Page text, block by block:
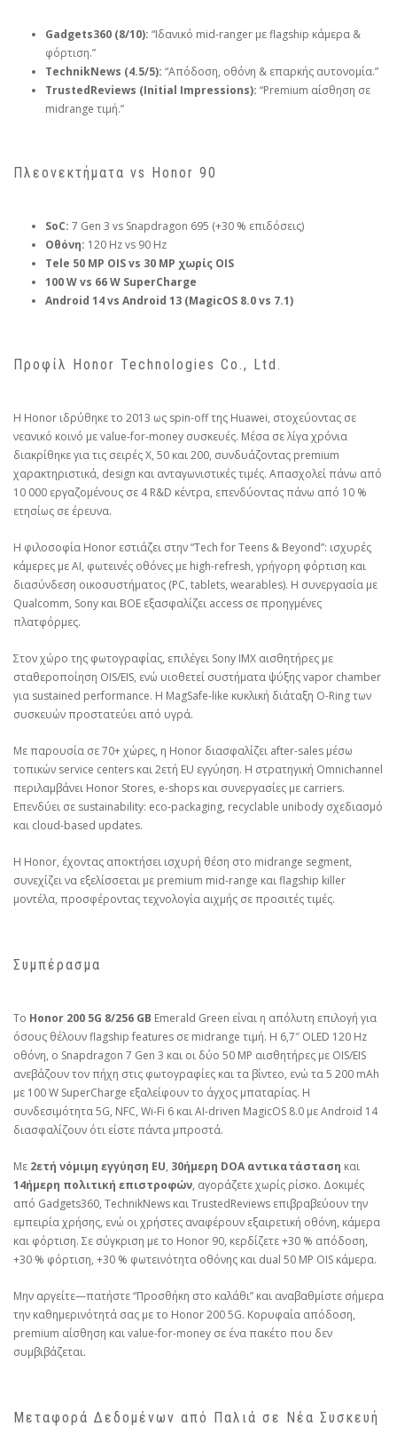
Gadgets360 (8/10): “Ιδανικό mid-ranger με flagship κάμερα &
φόρτιση.”
TechnikNews (4.5/5): “Απόδοση, οθόνη & επαρκής αυτονομία.”
TrustedReviews (Initial Impressions): “Premium αίσθηση σε
midrange τιμή.”
Πλεονεκτήματα vs Honor 90
SoC: 7 Gen 3 vs Snapdragon 695 (+30 % επιδόσεις)
Οθόνη: 120 Hz vs 90 Hz
Tele 50 MP OIS vs 30 MP χωρίς OIS
100 W vs 66 W SuperCharge
Android 14 vs Android 13 (MagicOS 8.0 vs 7.1)
Προφίλ Honor Technologies Co., Ltd.
H Honor ιδρύθηκε το 2013 ως spin-off της Huawei, στοχεύοντας σε
νεανικό κοινό με value-for-money συσκευές. Μέσα σε λίγα χρόνια
διακρίθηκε για τις σειρές X, 50 και 200, συνδυάζοντας premium
χαρακτηριστικά, design και ανταγωνιστικές τιμές. Απασχολεί πάνω από
10 000 εργαζομένους σε 4 R&D κέντρα, επενδύοντας πάνω από 10 %
ετησίως σε έρευνα.
Η φιλοσοφία Honor εστιάζει στην “Tech for Teens & Beyond”: ισχυρές
κάμερες με AI, φωτεινές οθόνες με high-refresh, γρήγορη φόρτιση και
διασύνδεση οικοσυστήματος (PC, tablets, wearables). Η συνεργασία με
Qualcomm, Sony και BOE εξασφαλίζει access σε προηγμένες
πλατφόρμες.
Στον χώρο της φωτογραφίας, επιλέγει Sony IMX αισθητήρες με
σταθεροποίηση OIS/EIS, ενώ υιοθετεί συστήματα ψύξης vapor chamber
για sustained performance. Η MagSafe-like κυκλική διάταξη O-Ring των
συσκευών προστατεύει από υγρά.
Με παρουσία σε 70+ χώρες, η Honor διασφαλίζει after-sales μέσω
τοπικών service centers και 2ετή EU εγγύηση. Η στρατηγική Omnichannel
περιλαμβάνει Honor Stores, e-shops και συνεργασίες με carriers.
Επενδύει σε sustainability: eco-packaging, recyclable unibody σχεδιασμό
και cloud-based updates.
Η Honor, έχοντας αποκτήσει ισχυρή θέση στο midrange segment,
συνεχίζει να εξελίσσεται με premium mid-range και flagship killer
μοντέλα, προσφέροντας τεχνολογία αιχμής σε προσιτές τιμές.
Συμπέρασμα
Το Honor 200 5G 8/256 GB Emerald Green είναι η απόλυτη επιλογή για
όσους θέλουν flagship features σε midrange τιμή. Η 6,7″ OLED 120 Hz
οθόνη, ο Snapdragon 7 Gen 3 και οι δύο 50 MP αισθητήρες με OIS/EIS
ανεβάζουν τον πήχη στις φωτογραφίες και τα βίντεο, ενώ τα 5 200 mAh
με 100 W SuperCharge εξαλείφουν το άγχος μπαταρίας. Η
συνδεσιμότητα 5G, NFC, Wi-Fi 6 και ΑI-driven MagicOS 8.0 με Android 14
διασφαλίζουν ότι είστε πάντα μπροστά.
Με 2ετή νόμιμη εγγύηση EU, 30ήμερη DOA αντικατάσταση και
14ήμερη πολιτική επιστροφών, αγοράζετε χωρίς ρίσκο. Δοκιμές
από Gadgets360, TechnikNews και TrustedReviews επιβραβεύουν την
εμπειρία χρήσης, ενώ οι χρήστες αναφέρουν εξαιρετική οθόνη, κάμερα
και φόρτιση. Σε σύγκριση με το Honor 90, κερδίζετε +30 % απόδοση,
+30 % φόρτιση, +30 % φωτεινότητα οθόνης και dual 50 MP OIS κάμερα.
Μην αργείτε—πατήστε “Προσθήκη στο καλάθι” και αναβαθμίστε σήμερα
την καθημερινότητά σας με το Honor 200 5G. Κορυφαία απόδοση,
premium αίσθηση και value-for-money σε ένα πακέτο που δεν
συμβιβάζεται.
Μεταφορά Δεδομένων από Παλιά σε Νέα Συσκευή